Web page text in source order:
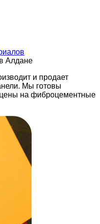
Алдане
и продает
Мы готовы
на фиброцементные